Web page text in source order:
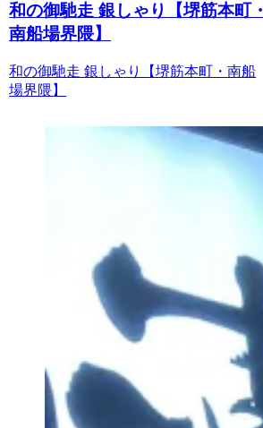
和の御馳走 銀しゃり【堺筋本町・
南船場界隈】
和の御馳走 銀しゃり【堺筋本町・南船
場界隈】